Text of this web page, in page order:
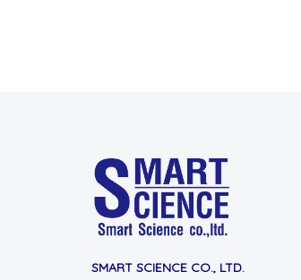
SMART SCIENCE CO., LTD.